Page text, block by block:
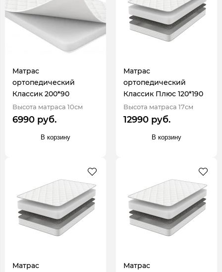
Матрас
ортопедический
Классик 200*90
Высота матраса 10см
6990 руб.
В корзину
Матрас
ортопедический
Классик Плюс 120*190
Высота матраса 17см
12990 руб.
В корзину
Матрас
Матрас